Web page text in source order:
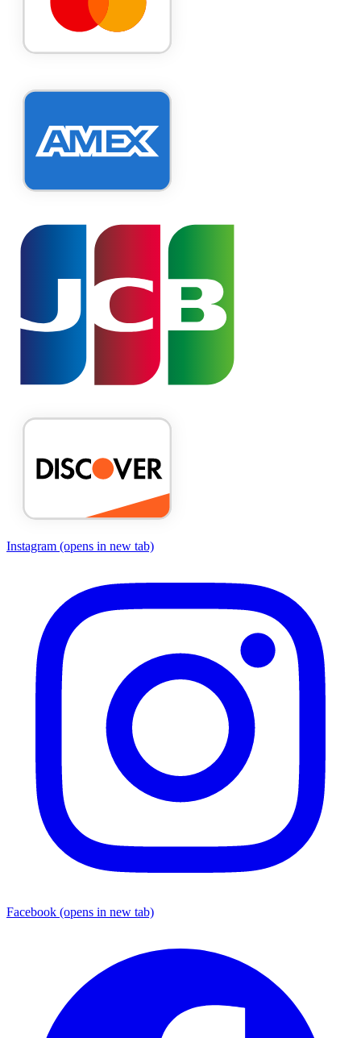
Instagram (opens in new tab)
Facebook (opens in new tab)